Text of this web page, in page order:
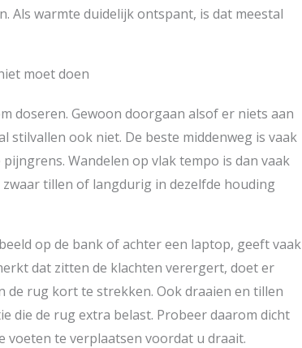
Als warmte duidelijk ontspant, is dat meestal
moet doen
doseren. Gewoon doorgaan alsof er niets aan
stilvallen ook niet. De beste middenweg is vaak
Wandelen op vlak tempo is dan vaak
tillen of langdurig in dezelfde houding
op de bank of achter een laptop, geeft vaak
dat zitten de klachten verergert, doet er
de rug kort te strekken. Ook draaien en tillen
die de rug extra belast. Probeer daarom dicht
voeten te verplaatsen voordat u draait.